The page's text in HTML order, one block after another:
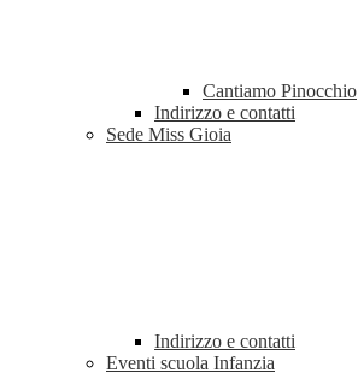
Cantiamo Pinocchio
Indirizzo e contatti
Sede Miss Gioia
Indirizzo e contatti
Eventi scuola Infanzia